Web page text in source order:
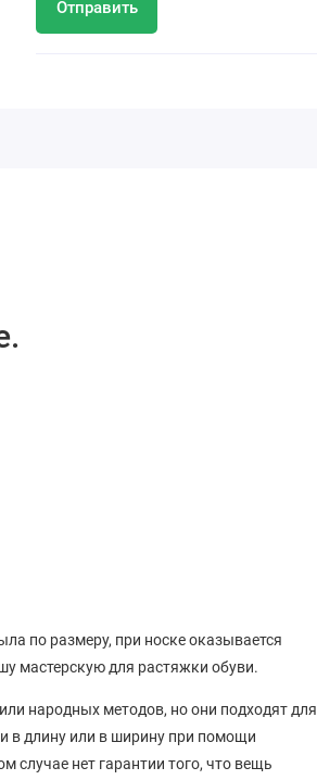
Отправить
по размеру, при носке оказывается
мастерскую для растяжки обуви.
народных методов, но они подходят для
в длину или в ширину при помощи
случае нет гарантии того, что вещь